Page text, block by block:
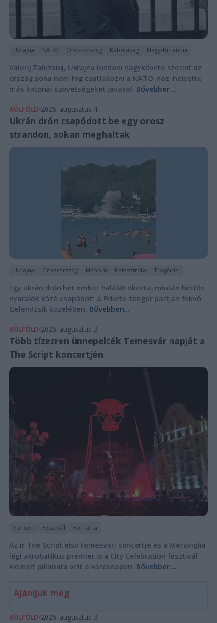
Ukrajna NATO Oroszország Katonaság Nagy-Britannia
Valerij Zaluzsnij, Ukrajna londoni nagykövete szerint az
ország soha nem fog csatlakozni a NATO-hoz, helyette
más katonai szövetségeket javasol. Bővebben...
KÜLFÖLD 2026. augusztus 4.
Ukrán drón csapódott be egy orosz
strandon, sokan meghaltak
Ukrajna Oroszország Háború Katasztrófa Tragédia
Egy ukrán drón hét ember halálát okozta, miután hétfőn
nyaralók közé csapódott a Fekete-tenger partján fekvő
Gelendzsik közelében. Bővebben...
KÜLFÖLD 2026. augusztus 3.
Több tízezren ünnepelték Temesvár napját a
The Script koncertjén
Koncert Fesztivál Románia
Az ír The Script első temesvári koncertje és a Meraviglia
légi akrobatikus premier is a City Celebration fesztivál
kiemelt pillanata volt a városnapon. Bővebben...
Ajánljuk még
KÜLFÖLD 2026. augusztus 3.